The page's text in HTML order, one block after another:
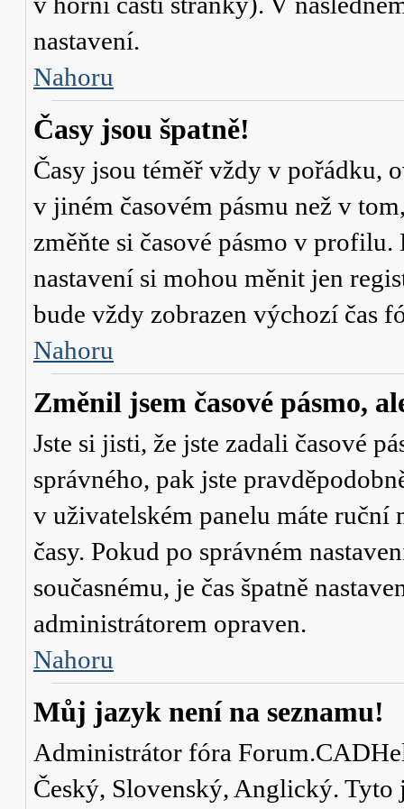
nastavení.
Nahoru
Časy jsou špatně!
Časy jsou téměř vždy v pořádku,
v jiném časovém pásmu než v
změňte si časové pásmo v profilu.
nastavení si mohou měnit jen
bude vždy zobrazen výchozí čas
Nahoru
Změnil jsem časové pásmo,
Jste si jisti, že jste zadali časové
správného, pak jste
v uživatelském panelu máte ruční
časy. Pokud po správném
současnému, je čas špatně
administrátorem opraven.
Nahoru
Můj jazyk není na seznamu!
Administrátor fóra
Český, Slovenský, Anglický.